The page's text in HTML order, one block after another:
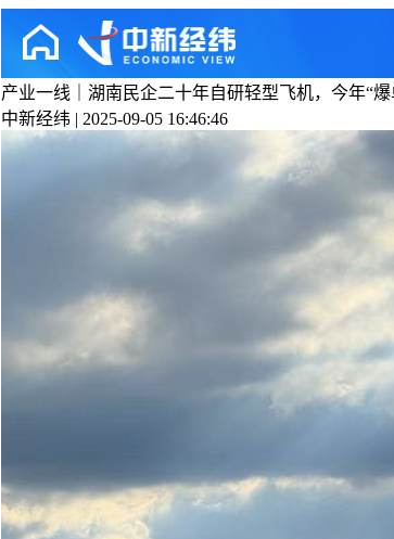
产业一线｜湖南民企二十年自研轻型飞机，今年“爆
中新经纬 | 2025-09-05 16:46:46